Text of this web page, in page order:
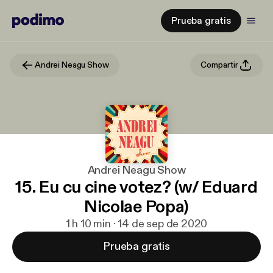
Prueba gratis
Andrei Neagu Show Compartir
Andrei Neagu Show
15. Eu cu cine votez? (w/ Eduard
Nicolae Popa)
1 h 10 min · 14 de sep de 2020
Prueba gratis